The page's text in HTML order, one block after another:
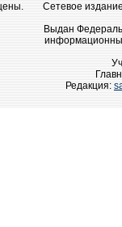
Сетевое
Выдан
Редакция: